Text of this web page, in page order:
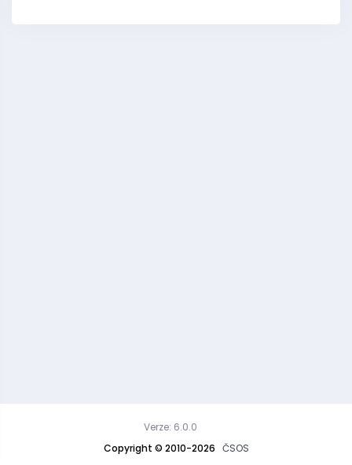
Copyright © 2010-2026 ČSOS
Verze: 6.0.0